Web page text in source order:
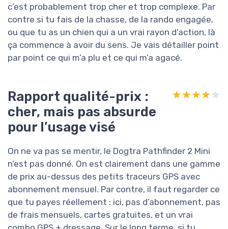
c’est probablement trop cher et trop complexe. Par
contre si tu fais de la chasse, de la rando engagée,
ou que tu as un chien qui a un vrai rayon d’action, là
ça commence à avoir du sens. Je vais détailler point
par point ce qui m’a plu et ce qui m’a agacé.
Rapport qualité-prix :
cher, mais pas absurde
pour l’usage visé
★★★★★
★★★★★
On ne va pas se mentir, le Dogtra Pathfinder 2 Mini
n’est pas donné. On est clairement dans une gamme
de prix au-dessus des petits traceurs GPS avec
abonnement mensuel. Par contre, il faut regarder ce
que tu payes réellement : ici, pas d’abonnement, pas
de frais mensuels, cartes gratuites, et un vrai